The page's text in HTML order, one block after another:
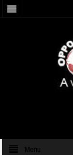
Menu